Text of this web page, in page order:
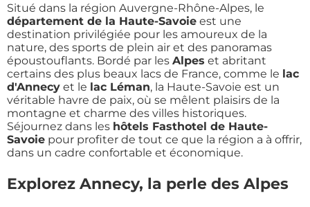
Situé dans la région Auvergne-Rhône-Alpes, le
département de la Haute-Savoie est une
destination privilégiée pour les amoureux de la
nature, des sports de plein air et des panoramas
époustouflants. Bordé par les Alpes et abritant
certains des plus beaux lacs de France, comme le lac
d'Annecy et le lac Léman, la Haute-Savoie est un
véritable havre de paix, où se mêlent plaisirs de la
montagne et charme des villes historiques.
Séjournez dans les hôtels Fasthotel de Haute-
Savoie pour profiter de tout ce que la région a à offrir,
dans un cadre confortable et économique.
Explorez Annecy, la perle des Alpes